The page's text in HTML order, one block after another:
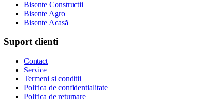
Bisonte Constructii
Bisonte Agro
Bisonte Acasă
Suport clienti
Contact
Service
Termeni si conditii
Politica de confidentialitate
Politica de returnare